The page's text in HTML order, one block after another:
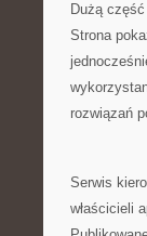
Dużą
Strona
rozwiązań
Serwis
właścicieli